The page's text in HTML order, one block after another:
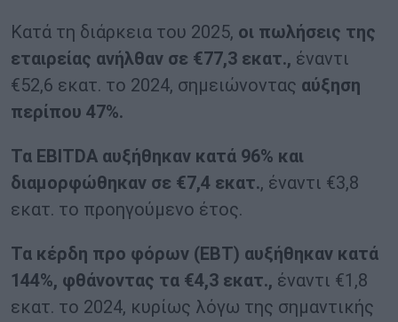
Κατά τη διάρκεια του 2025, οι πωλήσεις της
εταιρείας ανήλθαν σε €77,3 εκατ., έναντι
€52,6 εκατ. το 2024, σημειώνοντας αύξηση
περίπου 47%.
Τα EBITDA αυξήθηκαν κατά 96% και
διαμορφώθηκαν σε €7,4 εκατ., έναντι €3,8
εκατ. το προηγούμενο έτος.
Τα κέρδη προ φόρων (EBT) αυξήθηκαν κατά
144%, φθάνοντας τα €4,3 εκατ., έναντι €1,8
εκατ. το 2024, κυρίως λόγω της σημαντικής